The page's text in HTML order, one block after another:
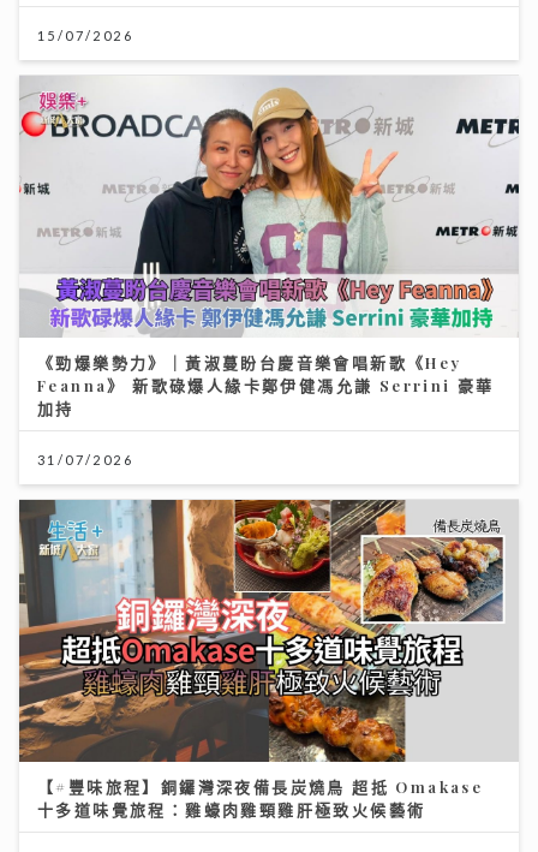
15/07/2026
《勁爆樂勢力》｜黃淑蔓盼台慶音樂會唱新歌《Hey
Feanna》 新歌碌爆人緣卡鄭伊健馮允謙 Serrini 豪華
加持
31/07/2026
【#豐味旅程】銅鑼灣深夜備長炭燒鳥 超抵 Omakase
十多道味覺旅程：雞蠔肉雞頸雞肝極致火候藝術